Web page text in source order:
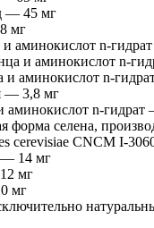
— 45 мг
мг
и аминокислот n-
и аминокислот n-
и аминокислот n-
— 3,8 мг
аминокислот n-гидрат
форма селена,
cerevisiae CNCM I-
14 мг
мг
мг